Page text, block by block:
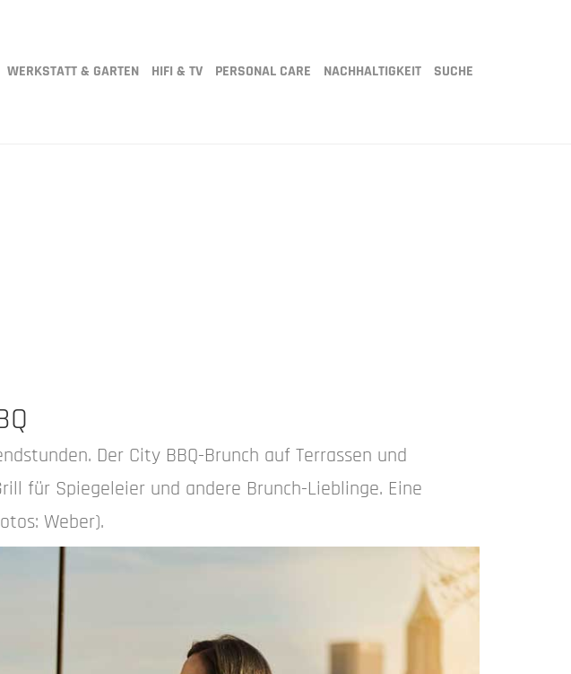
WERKSTATT & GARTEN HIFI & TV PERSONAL CARE NACHHALTIGKEIT SUCHE
Der City BBQ-Brunch auf Terrassen und
für Spiegeleier und andere Brunch-Lieblinge. Eine
Weber).